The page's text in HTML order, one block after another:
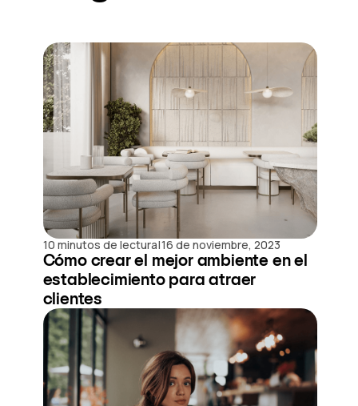
10 minutos de lectura|16 de noviembre, 2023
Cómo crear el mejor ambiente en el
establecimiento para atraer
clientes